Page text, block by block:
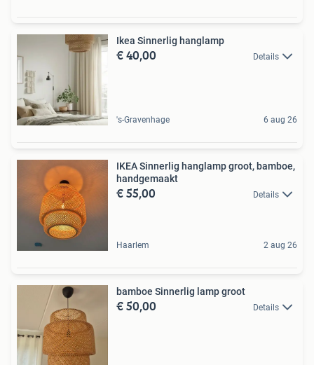
Ikea Sinnerlig hanglamp
€ 40,00 Details
's-Gravenhage 6 aug 26
IKEA Sinnerlig hanglamp groot, bamboe,
handgemaakt
€ 55,00 Details
Haarlem 2 aug 26
bamboe Sinnerlig lamp groot
€ 50,00 Details